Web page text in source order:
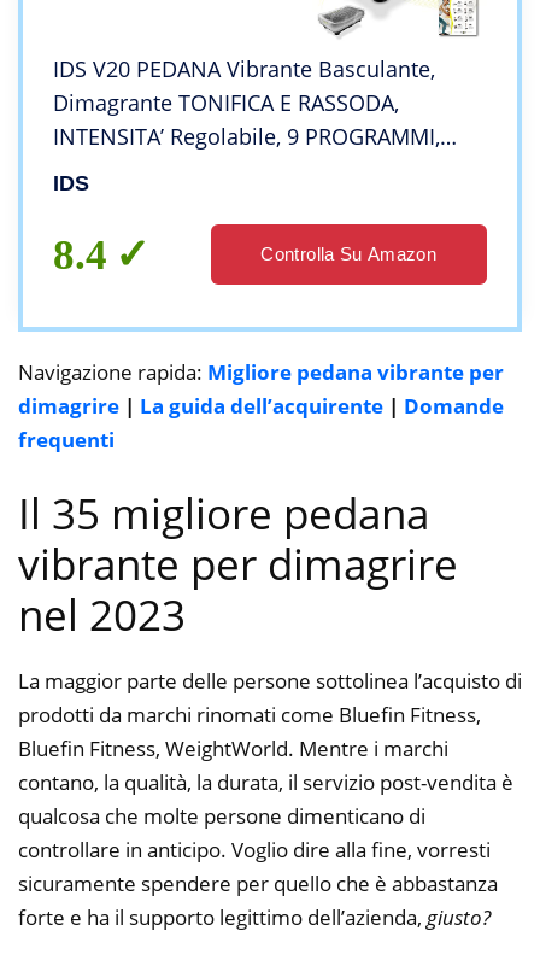
IDS V20 PEDANA Vibrante Basculante,
Dimagrante TONIFICA E RASSODA,
INTENSITA’ Regolabile, 9 PROGRAMMI,
Display LCD, Elastici Fitness +
(colore grigio scuro)
IDS
8.4 Controlla Su Amazon
Navigazione rapida: Migliore pedana vibrante per
dimagrire | La guida dell’acquirente | Domande
frequenti
Il 35 migliore pedana
vibrante per dimagrire
nel 2023
La maggior parte delle persone sottolinea l’acquisto di
prodotti da marchi rinomati come Bluefin Fitness,
Bluefin Fitness, WeightWorld. Mentre i marchi
contano, la qualità, la durata, il servizio post-vendita è
qualcosa che molte persone dimenticano di
controllare in anticipo. Voglio dire alla fine, vorresti
sicuramente spendere per quello che è abbastanza
forte e ha il supporto legittimo dell’azienda, giusto?